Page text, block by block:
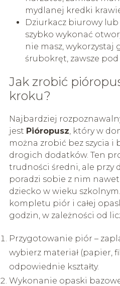
mydlanej kredki
Dziurkacz biurowy lub
szybko wykonać
nie masz, wykorzystaj
śrubokręt, zawsze
Jak zrobić
kroku?
Najbardziej
jest Pióropusz, który w
można zrobić bez szycia i
drogich dodatków. Ten
trudności średni, ale przy
poradzi sobie z nim
dziecko w wieku
kompletu piór i całej
godzin, w zależności od
Przygotowanie piór –
wybierz materiał (papier,
odpowiednie kształty.
Wykonanie opaski